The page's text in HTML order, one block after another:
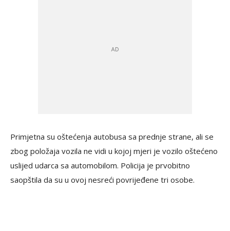
Primjetna su oštećenja autobusa sa prednje strane, ali se
zbog položaja vozila ne vidi u kojoj mjeri je vozilo oštećeno
uslijed udarca sa automobilom. Policija je prvobitno
saopštila da su u ovoj nesreći povrijeđene tri osobe.